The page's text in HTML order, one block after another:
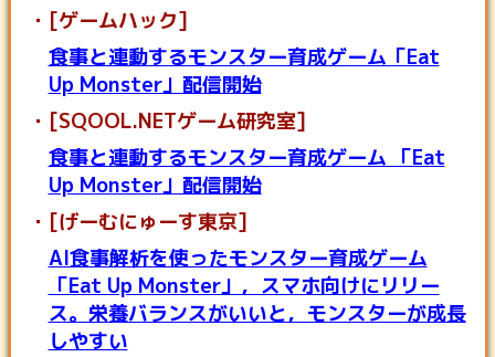
[ゲームハック]
食事と連動するモンスター育成ゲーム「Eat
Up Monster」配信開始
[SQOOL.NETゲーム研究室]
食事と連動するモンスター育成ゲーム 「Eat
Up Monster」配信開始
[げーむにゅーす東京]
AI食事解析を使ったモンスター育成ゲーム
「Eat Up Monster」，スマホ向けにリリー
ス。栄養バランスがいいと，モンスターが成長
しやすい